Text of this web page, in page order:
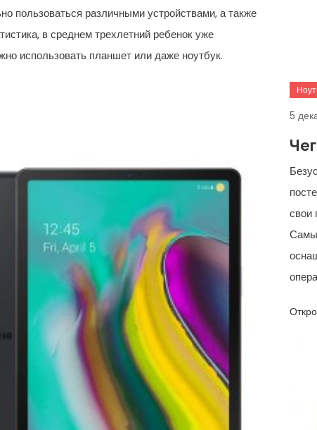
пользоваться различными устройствами, а также
в среднем трехлетний ребенок уже
использовать планшет или даже ноутбук.
5
свои